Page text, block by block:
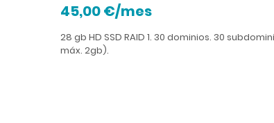
45,00 €/mes
28 gb HD SSD RAID 1. 30 dominios. 30
máx. 2gb).